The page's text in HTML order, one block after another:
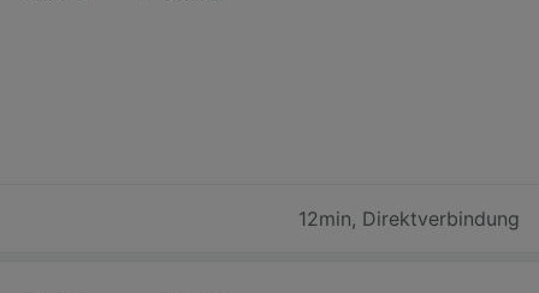
12min, Direktverbindung